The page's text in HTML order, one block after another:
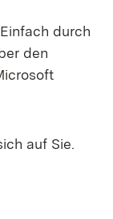
durch
den
auf Sie.